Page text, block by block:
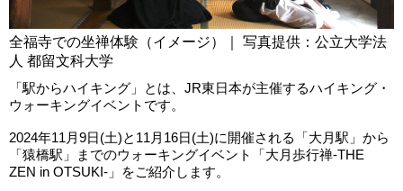
全福寺での坐禅体験（イメージ）｜ 写真提供：公立大学法
人 都留文科大学
「駅からハイキング」とは、JR東日本が主催するハイキング・
ウォーキングイベントです。
2024年11月9日(土)と11月16日(土)に開催される「大月駅」から
「猿橋駅」までのウォーキングイベント「大月歩行禅-THE
ZEN in OTSUKI-」をご紹介します。